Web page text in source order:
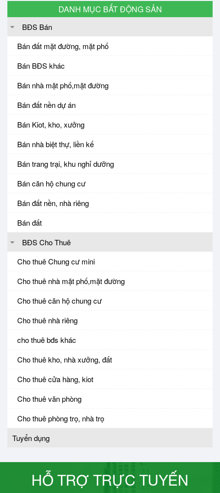
DANH MỤC BẤT ĐỘNG SẢN
BĐS Bán
Bán đất mặt đường, mặt phố
Bán BĐS khác
Bán nhà mặt phố,mặt đường
Bán đất nền dự án
Bán Kiot, kho, xưởng
Bán nhà biệt thự, liền kế
Bán trang trại, khu nghỉ dưỡng
Bán căn hộ chung cư
Bán đất nền, nhà riêng
Bán đất
BĐS Cho Thuê
Cho thuê Chung cư mini
Cho thuê nhà mặt phố,mặt đường
Cho thuê căn hộ chung cư
Cho thuê nhà riêng
cho thuê bđs khác
Cho thuê kho, nhà xưởng, đất
Cho thuê cửa hàng, kiot
Cho thuê văn phòng
Cho thuê phòng trọ, nhà trọ
Tuyển dụng
HỖ TRỢ TRỰC TUYẾN